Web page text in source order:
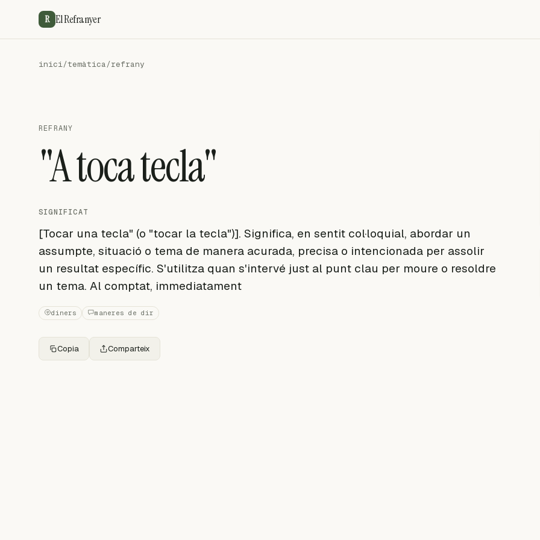
R El Refranyer
inici/temàtica/refrany
REFRANY
"A toca tecla"
SIGNIFICAT
[Tocar una tecla" (o "tocar la tecla")]. Significa, en sentit col·loquial, abordar un
assumpte, situació o tema de manera acurada, precisa o intencionada per assolir
un resultat específic. S'utilitza quan s'intervé just al punt clau per moure o resoldre
un tema. Al comptat, immediatament
diners maneres de dir
Copia Comparteix